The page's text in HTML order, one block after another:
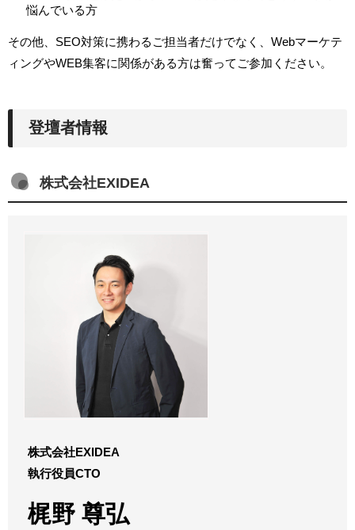
悩んでいる方
その他、SEO対策に携わるご担当者だけでなく、Webマーケテ
ィングやWEB集客に関係がある方は奮ってご参加ください。
登壇者情報
株式会社EXIDEA
株式会社EXIDEA
執行役員CTO
梶野 尊弘